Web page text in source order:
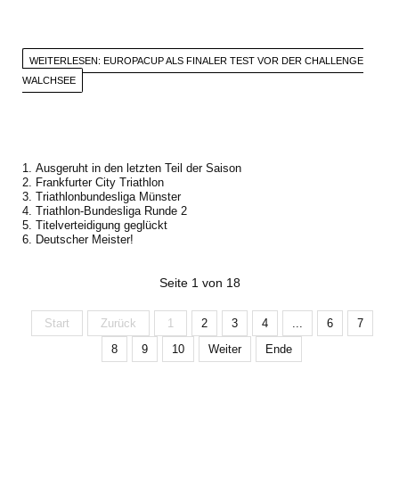
WEITERLESEN: EUROPACUP ALS FINALER TEST VOR DER CHALLENGE
WALCHSEE
Ausgeruht in den letzten Teil der Saison
Frankfurter City Triathlon
Triathlonbundesliga Münster
Triathlon-Bundesliga Runde 2
Titelverteidigung geglückt
Deutscher Meister!
Seite 1 von 18
Start Zurück 1 2 3 4 ... 6
7
8
9 10 Weiter Ende